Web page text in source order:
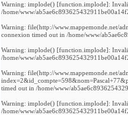
Warning: implode() [function.implode]:
/home/www/
Warning: file(http://www.mappemonde.net/
connexion timed out in /home/www/
Warning: implode() [function.implode]:
/home/www/
Warning: file(http://www.mappemonde.net/
timed out in /home/www/
Warning: implode() [function.implode]:
/home/www/